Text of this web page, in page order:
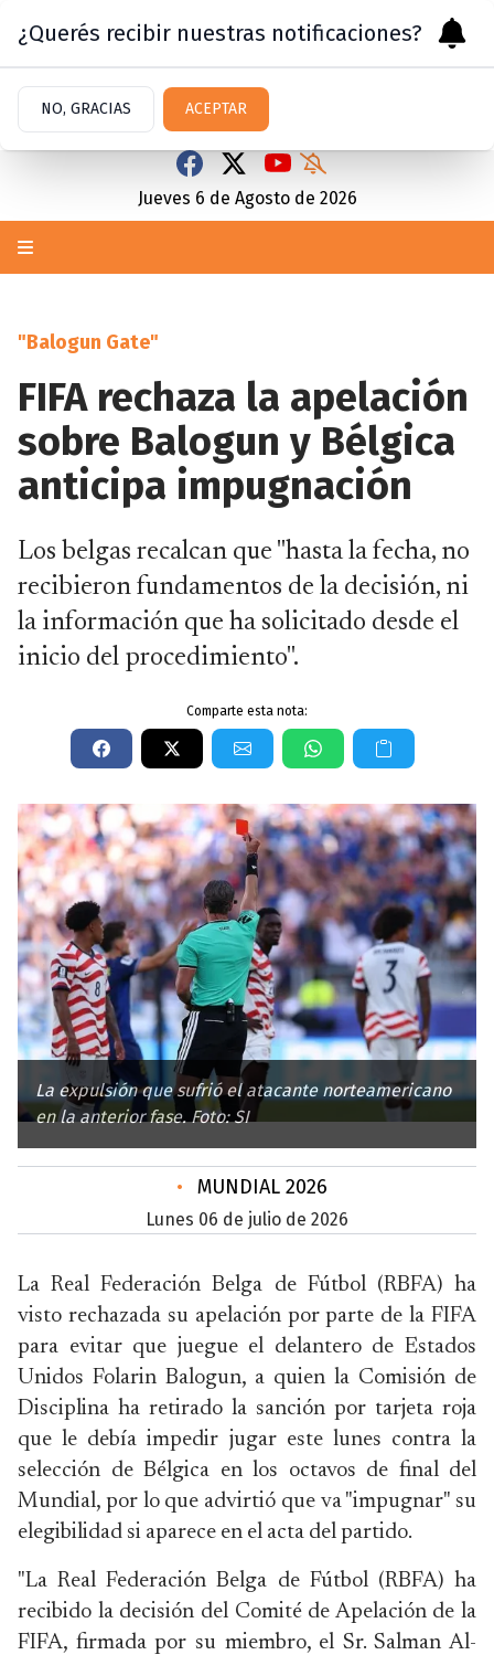
Jueves 6 de Agosto de 2026
"Balogun Gate"
FIFA rechaza la apelación
sobre Balogun y Bélgica
anticipa impugnación
Los belgas recalcan que "hasta la fecha, no
recibieron fundamentos de la decisión, ni
la información que ha solicitado desde el
inicio del procedimiento".
Comparte esta nota:
La expulsión que sufrió el atacante norteamericano
en la anterior fase. Foto: SI
• MUNDIAL 2026
lunes 06 de julio de 2026
La Real Federación Belga de Fútbol (RBFA) ha
visto rechazada su apelación por parte de la FIFA
para evitar que juegue el delantero de Estados
Unidos Folarin Balogun, a quien la Comisión de
Disciplina ha retirado la sanción por tarjeta roja
que le debía impedir jugar este lunes contra la
selección de Bélgica en los octavos de final del
Mundial, por lo que advirtió que va "impugnar" su
elegibilidad si aparece en el acta del partido.
"La Real Federación Belga de Fútbol (RBFA) ha
recibido la decisión del Comité de Apelación de la
FIFA, firmada por su miembro, el Sr. Salman Al-
¿Querés recibir nuestras notificaciones?
NO, GRACIAS ACEPTAR